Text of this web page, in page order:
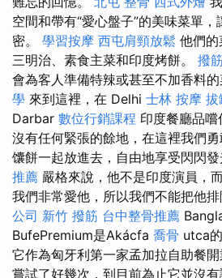
空間和帶有“愛心盤子”的美味菜單
密。 學習按摩 西屯肩頸放鬆 他們的
三明治、素食主菜和印度烤餅。 撥
會為客人準備特辣或甚至不加香料的
學 來到這裡，在 Delhi 士林 按摩 拔
Darbar 數位行銷課程 印度餐廳品嚐
沒有任何緊張的餘地，在這裡我們
馕餅一起放進去，自由地享受閃閃發
推薦 嚴格來說，他不是印度演員，
我們非常愛他，所以我們不能把他排
公司 新竹 撥筋 台中整骨推薦
BufePremium是Akácfa 喬骨 utca
它作為匈牙利第一家孟加拉自助餐
嘗試了好幾次，到目前為止它並沒有